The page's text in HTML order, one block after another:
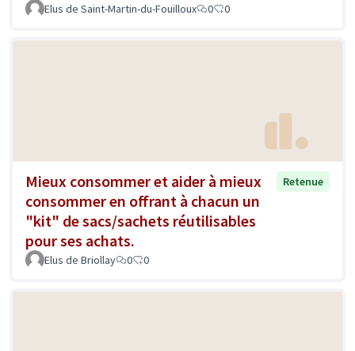
Elus de Saint-Martin-du-Fouilloux 0 0
Mieux consommer et aider à mieux
consommer en offrant à chacun un
"kit" de sacs/sachets réutilisables
pour ses achats.
Retenue
Elus de Briollay 0 0